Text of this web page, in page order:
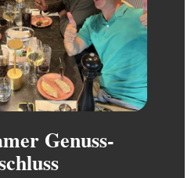
Genuss-